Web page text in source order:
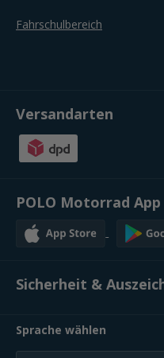
Fahrschulbereich
Versandarten
POLO Motorrad App
Sicherheit &
Sprache wählen